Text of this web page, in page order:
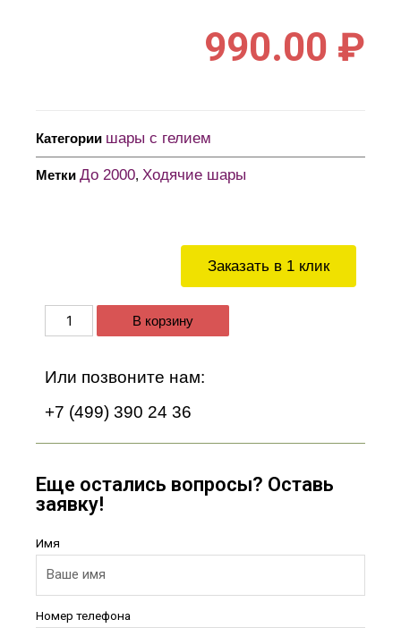
Заказать в 1 клик
В корзину
Или позвоните нам:
+7 (499) 390 24 36
Еще остались вопросы? Оставь
заявку!
Имя
Номер телефона
990.00 ₽
Категории шары с гелием
Метки До 2000, Ходячие шары